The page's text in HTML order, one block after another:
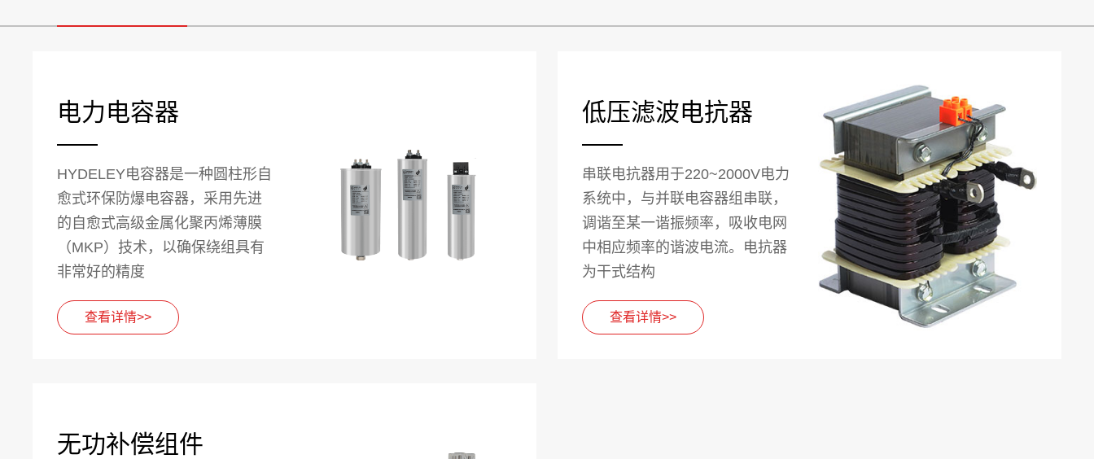
电力电容器
HYDELEY电容器是一种圆柱形自
愈式环保防爆电容器，采用先进
的自愈式高级金属化聚丙烯薄膜
（MKP）技术，以确保绕组具有
非常好的精度
查看详情>>
低压滤波电抗器
串联电抗器用于220~2000V电力
系统中，与并联电容器组串联，
调谐至某一谐振频率，吸收电网
中相应频率的谐波电流。电抗器
为干式结构
查看详情>>
无功补偿组件